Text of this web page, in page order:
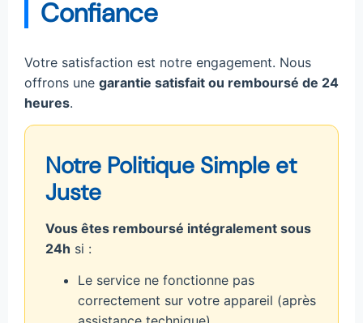
Confiance
Votre satisfaction est notre engagement. Nous
offrons une garantie satisfait ou remboursé de 24
heures.
Notre Politique Simple et
Juste
Vous êtes remboursé intégralement sous
24h si :
Le service ne fonctionne pas
correctement sur votre appareil (après